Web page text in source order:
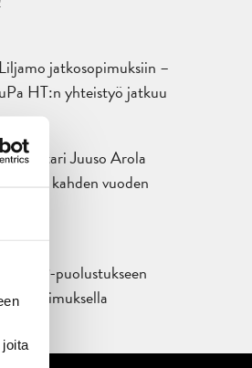
jatkosopimuksiin –
HT:n yhteistyö jatkuu
mestari Juuso Arola
kahden vuoden
JYP-puolustukseen
sopimuksella